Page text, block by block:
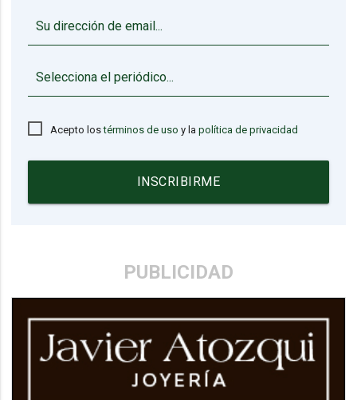
Acepto lostérminos de uso y lapolítica de privacidad
INSCRIBIRME
PUBLICIDAD